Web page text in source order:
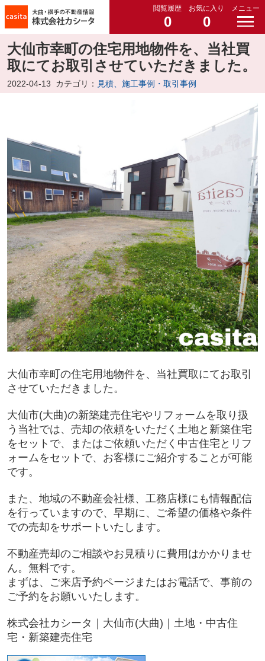
閲覧履歴
0
お気に入り
0
メニュー
大仙市幸町の住宅用地物件を、当社買
取にてお取引させていただきました。
2022-04-13 カテゴリ： 見積、施工事例・取引事例
大仙市幸町の住宅用地物件を、当社買取にてお取引
させていただきました。
大仙市(大曲)の新築建売住宅やリフォームを取り扱
う当社では、売却の依頼をいただく土地と新築住宅
をセットで、またはご依頼いただく中古住宅とリフ
ォームをセットで、お客様にご紹介することが可能
です。
また、地域の不動産会社様、工務店様にも情報配信
を行っていますので、早期に、ご希望の価格や条件
での売却をサポートいたします。
不動産売却のご相談やお見積りに費用はかかりませ
ん。無料です。
まずは、ご来店予約ページまたはお電話で、事前の
ご予約をお願いいたします。
株式会社カシータ｜大仙市(大曲)｜土地・中古住
宅・新築建売住宅